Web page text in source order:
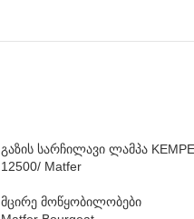
გაზის სარჩილავი ლამპა
12500/ Matfer
მცირე მოწყობილობები